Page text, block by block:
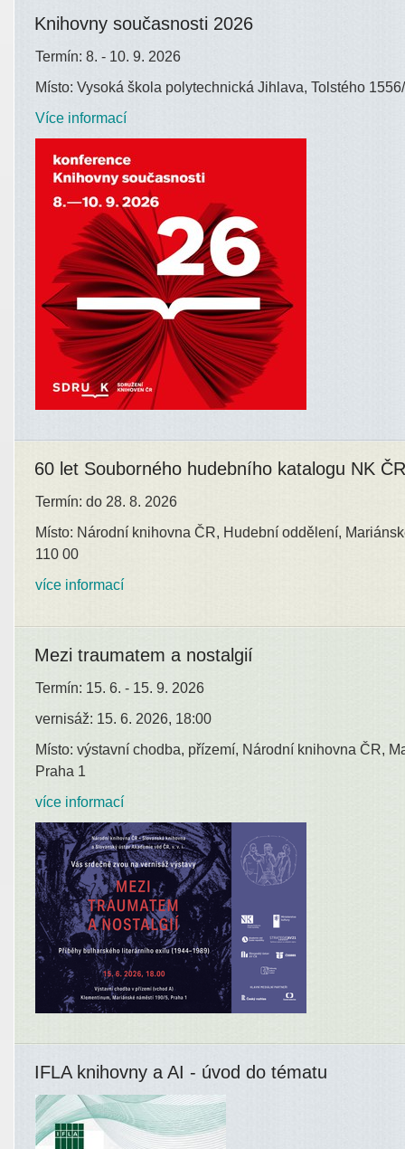
Knihovny současnosti 2026
Termín: 8. - 10. 9. 2026
Místo: Vysoká škola polytechnická Jihlava, Tolstého
Více informací
60 let Souborného hudebního katalogu NK ČR
Termín: do 28. 8. 2026
Místo: Národní knihovna ČR, Hudební oddělení,
110 00
více informací
Mezi traumatem a nostalgií
Termín: 15. 6. - 15. 9. 2026
vernisáž: 15. 6. 2026, 18:00
Místo: výstavní chodba, přízemí, Národní knihovna ČR,
Praha 1
více informací
IFLA knihovny a AI - úvod do tématu